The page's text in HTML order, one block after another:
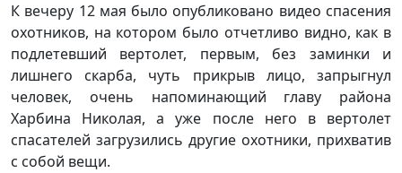
К вечеру 12 мая было опубликовано видео спасения
охотников, на котором было отчетливо видно, как в
подлетевший вертолет, первым, без заминки и
лишнего скарба, чуть прикрыв лицо, запрыгнул
человек, очень напоминающий главу района
Харбина Николая, а уже после него в вертолет
спасателей загрузились другие охотники, прихватив
с собой вещи.